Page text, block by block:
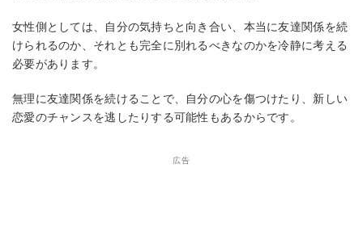
女性側としては、自分の気持ちと向き合い、本当に友達関係を続
けられるのか、それとも完全に別れるべきなのかを冷静に考える
必要があります。
無理に友達関係を続けることで、自分の心を傷つけたり、新しい
恋愛のチャンスを逃したりする可能性もあるからです。
広告